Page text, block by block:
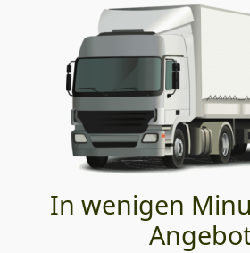
In wenigen